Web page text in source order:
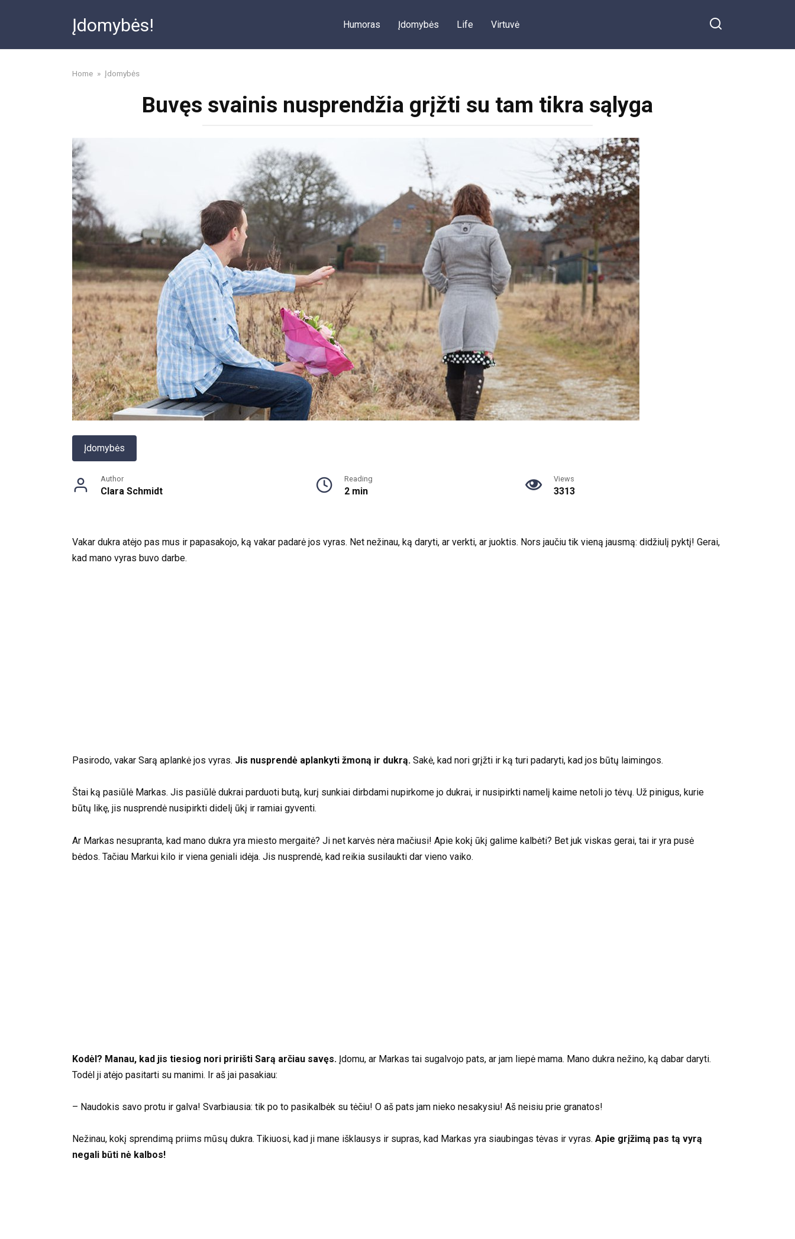
Įdomybės! Humoras Įdomybės Life Virtuvė
Home » Įdomybės
Buvęs svainis nusprendžia grįžti su tam tikra sąlyga
Įdomybės
Author
Clara Schmidt
Reading
2 min
Views
3313
Vakar dukra atėjo pas mus ir papasakojo, ką vakar padarė jos vyras. Net nežinau, ką daryti, ar verkti, ar juoktis. Nors jaučiu tik vieną jausmą: didžiulį pyktį! Gerai,
kad mano vyras buvo darbe.
Pasirodo, vakar Sarą aplankė jos vyras. Jis nusprendė aplankyti žmoną ir dukrą. Sakė, kad nori grįžti ir ką turi padaryti, kad jos būtų laimingos.
Štai ką pasiūlė Markas. Jis pasiūlė dukrai parduoti butą, kurį sunkiai dirbdami nupirkome jo dukrai, ir nusipirkti namelį kaime netoli jo tėvų. Už pinigus, kurie
būtų likę, jis nusprendė nusipirkti didelį ūkį ir ramiai gyventi.
Ar Markas nesupranta, kad mano dukra yra miesto mergaitė? Ji net karvės nėra mačiusi! Apie kokį ūkį galime kalbėti? Bet juk viskas gerai, tai ir yra pusė
bėdos. Tačiau Markui kilo ir viena geniali idėja. Jis nusprendė, kad reikia susilaukti dar vieno vaiko.
Kodėl? Manau, kad jis tiesiog nori pririšti Sarą arčiau savęs. Įdomu, ar Markas tai sugalvojo pats, ar jam liepė mama. Mano dukra nežino, ką dabar daryti.
Todėl ji atėjo pasitarti su manimi. Ir aš jai pasakiau:
– Naudokis savo protu ir galva! Svarbiausia: tik po to pasikalbėk su tėčiu! O aš pats jam nieko nesakysiu! Aš neisiu prie granatos!
Nežinau, kokį sprendimą priims mūsų dukra. Tikiuosi, kad ji mane išklausys ir supras, kad Markas yra siaubingas tėvas ir vyras. Apie grįžimą pas tą vyrą
negali būti nė kalbos!